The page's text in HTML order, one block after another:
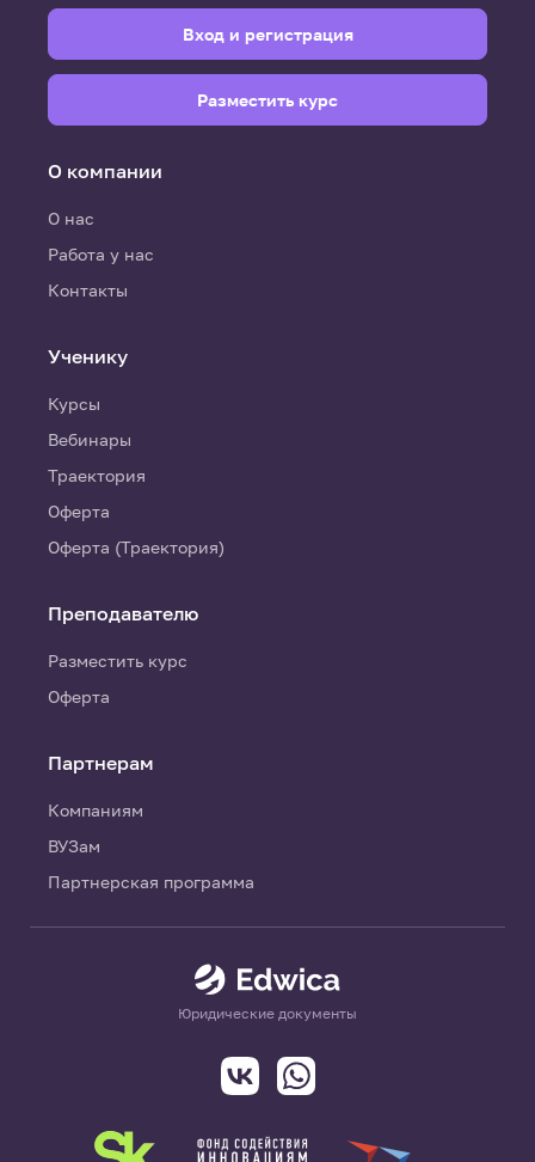
Юридические документы
О компании
О нас
Работа у нас
Контакты
Ученику
Курсы
Вебинары
Траектория
Оферта
Оферта (Траектория)
Преподавателю
Разместить курс
Оферта
Партнерам
Компаниям
ВУЗам
Партнерская программа
Вход и регистрация
Разместить курс